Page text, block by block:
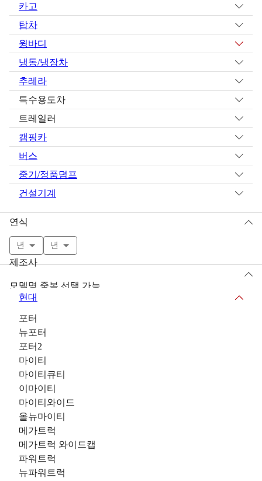
카고
탑차
윙바디
냉동/냉장차
추레라
특수용도차
트레일러
캠핑카
버스
중기/정품덤프
건설기계
연식
년 년
제조사
모델명 중복 선택 가능
현대
포터
뉴포터
포터2
마이티
마이티큐티
이마이티
마이티와이드
올뉴마이티
메가트럭
메가트럭 와이드캡
파워트럭
뉴파워트럭